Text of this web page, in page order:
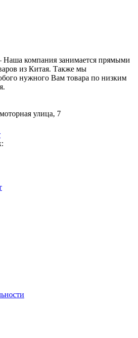
компания занимается прямыми
из Китая. Также мы
нужного Вам товара по низким
улица, 7